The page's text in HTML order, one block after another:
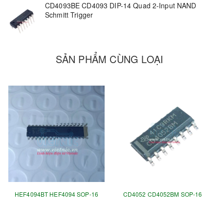
CD4093BE CD4093 DIP-14 Quad 2-Input NAND
Schmitt Trigger
SẢN PHẨM CÙNG LOẠI
HEF4094BT HEF4094 SOP-16
CD4052 CD4052BM SOP-16